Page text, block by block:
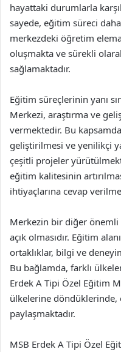
hayattaki durumlarla
sayede, eğitim süreci
merkezdeki öğretim
oluşmakta ve sürekli
sağlamaktadır.
Eğitim süreçlerinin yanı
Merkezi, araştırma ve
vermektedir. Bu
geliştirilmesi ve yenilikçi
çeşitli projeler
eğitim kalitesinin
ihtiyaçlarına cevap
Merkezin bir diğer
açık olmasıdır. Eğitim
ortaklıklar, bilgi ve
Bu bağlamda, farklı
Erdek A Tipi Özel Eğitim
ülkelerine
paylaşmaktadır.
MSB Erdek A Tipi Özel